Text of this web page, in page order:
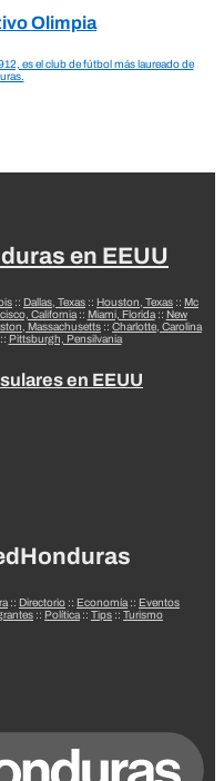
Olimpia
es el club de fútbol más laureado de
en EEUU
:: Dallas, Texas :: Houston, Texas :: Mc
California:: Miami, Florida:: New
Massachusetts :: Charlotte, Carolina
Pittsburgh, Pensilvania
en EEUU
:: Directorio :: Economía :: Eventos
:: Política :: Tips :: Turismo